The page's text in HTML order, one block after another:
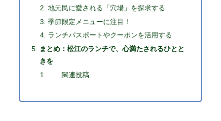
地元民に愛される「穴場」を探求する
季節限定メニューに注目！
ランチパスポートやクーポンを活用する
まとめ：松江のランチで、心満たされるひとと
きを
関連投稿: